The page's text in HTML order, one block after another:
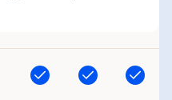
Inkludert Inkludert Inkludert